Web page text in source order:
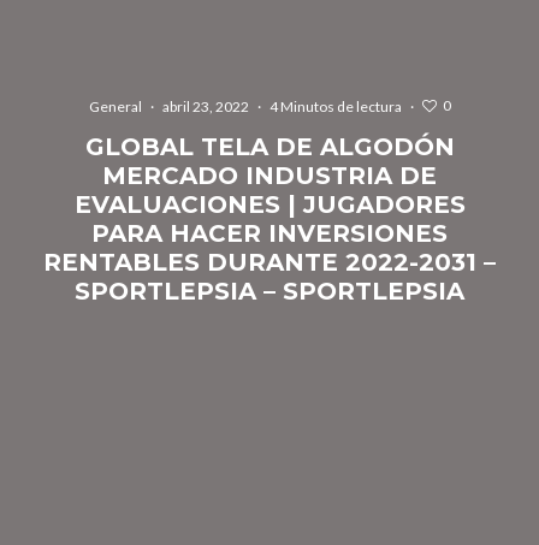
General · abril 23, 2022 · 4 Minutos de lectura · 0
GLOBAL TELA DE ALGODÓN
MERCADO INDUSTRIA DE
EVALUACIONES | JUGADORES
PARA HACER INVERSIONES
RENTABLES DURANTE 2022-2031 –
SPORTLEPSIA – SPORTLEPSIA